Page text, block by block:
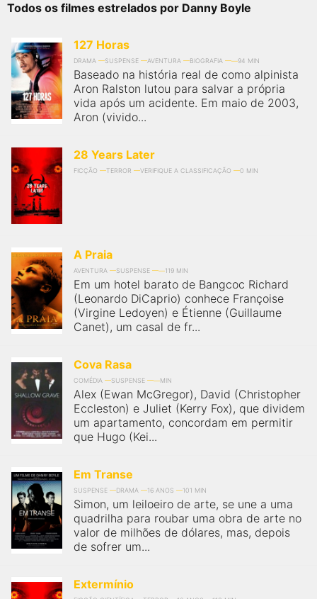
Todos os filmes estrelados por Danny Boyle
127 Horas
DRAMA SUSPENSE AVENTURA BIOGRAFIA 94 MIN
Baseado na história real de como alpinista
Aron Ralston lutou para salvar a própria
vida após um acidente. Em maio de 2003,
Aron (vivido...
28 Years Later
FICÇÃO TERROR VERIFIQUE A CLASSIFICAÇÃO 0 MIN
A Praia
AVENTURA SUSPENSE 119 MIN
Em um hotel barato de Bangcoc Richard
(Leonardo DiCaprio) conhece Françoise
(Virgine Ledoyen) e Étienne (Guillaume
Canet), um casal de fr...
Cova Rasa
COMÉDIA SUSPENSE MIN
Alex (Ewan McGregor), David (Christopher
Eccleston) e Juliet (Kerry Fox), que dividem
um apartamento, concordam em permitir
que Hugo (Kei...
Em Transe
SUSPENSE DRAMA 16 ANOS 101 MIN
Simon, um leiloeiro de arte, se une a uma
quadrilha para roubar uma obra de arte no
valor de milhões de dólares, mas, depois
de sofrer um...
Extermínio